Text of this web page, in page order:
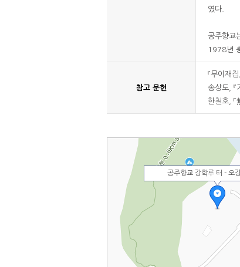
였다.
공주향교
1978년
참고 문헌
『무이재집
송상도,
한철호,
공주향교 강학루 터 - 오